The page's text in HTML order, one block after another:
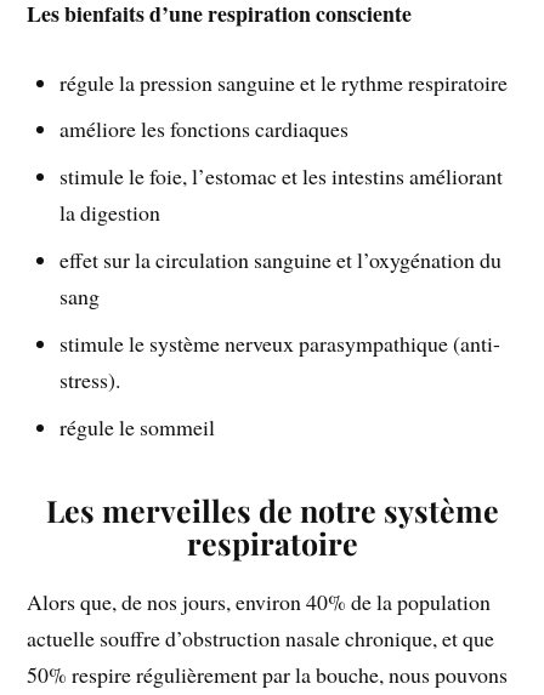
Les bienfaits d’une respiration consciente
régule la pression sanguine et le rythme respiratoire
améliore les fonctions cardiaques
stimule le foie, l’estomac et les intestins améliorant
la digestion
effet sur la circulation sanguine et l’oxygénation du
sang
stimule le système nerveux parasympathique (anti-
stress).
régule le sommeil
Les merveilles de notre système
respiratoire
Alors que, de nos jours, environ 40% de la population
actuelle souffre d’obstruction nasale chronique, et que
50% respire régulièrement par la bouche, nous pouvons